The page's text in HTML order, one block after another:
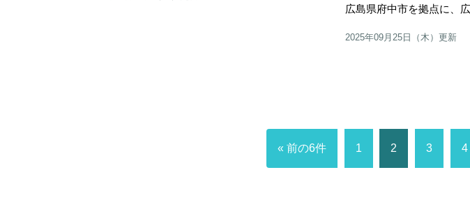
広島県府中市を拠点に、
2025年09月25日（木）更新
« 前の6件 1 2 3 4